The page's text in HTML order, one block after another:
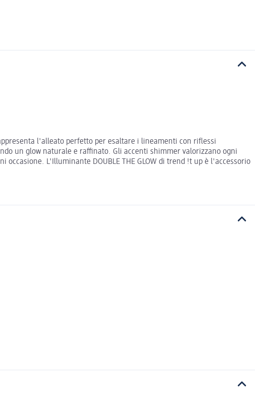
l'alleato perfetto per esaltare i lineamenti con riflessi
un glow naturale e raffinato. Gli accenti shimmer valorizzano ogni
L'Illuminante DOUBLE THE GLOW di trend !t up è l'accessorio